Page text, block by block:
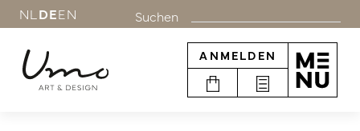
NL DEEN Suchen
ANMELDEN